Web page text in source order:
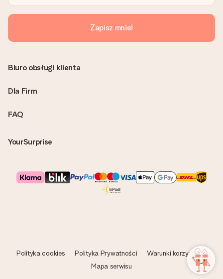
Zapisz mnie!
FAQ
YourSurprise
Biuro obsługi klienta
Dla Firm
Polityka cookies Polityka Prywatności
Warunki korzystania
Mapa serwisu